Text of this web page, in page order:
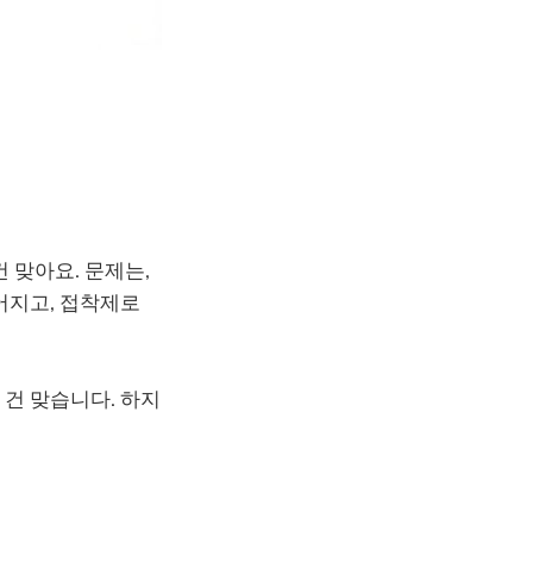
맞아요. 문제는,
고, 접착제로
맞습니다. 하지